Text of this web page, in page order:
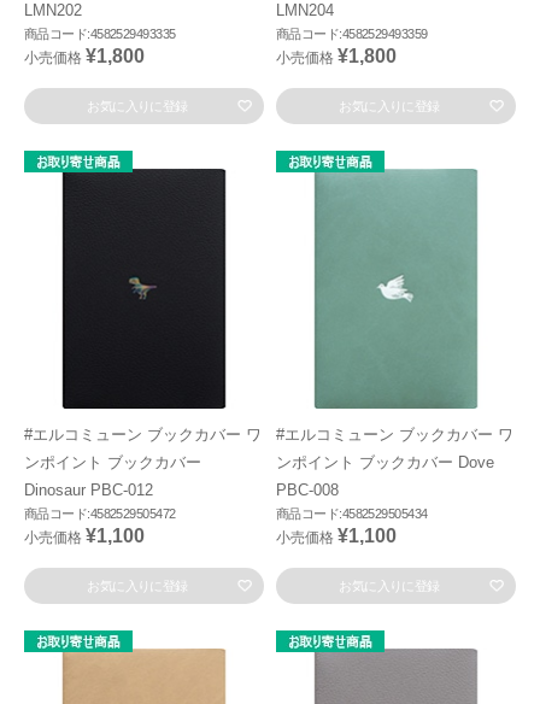
LMN202
商品コード:4582529493335
小売価格 ¥1,800
お気に入りに登録
LMN204
商品コード:4582529493359
小売価格 ¥1,800
お気に入りに登録
#エルコミューン ブックカバー ワ
ンポイント ブックカバー
Dinosaur PBC-012
商品コード:4582529505472
小売価格 ¥1,100
お気に入りに登録
#エルコミューン ブックカバー ワ
ンポイント ブックカバー Dove
PBC-008
商品コード:4582529505434
小売価格 ¥1,100
お気に入りに登録